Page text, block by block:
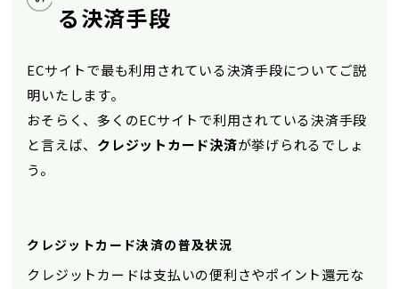
る決済手段
ECサイトで最も利用されている決済手段についてご説
明いたします。
おそらく、多くのECサイトで利用されている決済手段
と言えば、 クレジットカード決済が挙げられるでしょ
う。
クレジットカード決済の普及状況
クレジットカードは支払いの便利さやポイント還元な